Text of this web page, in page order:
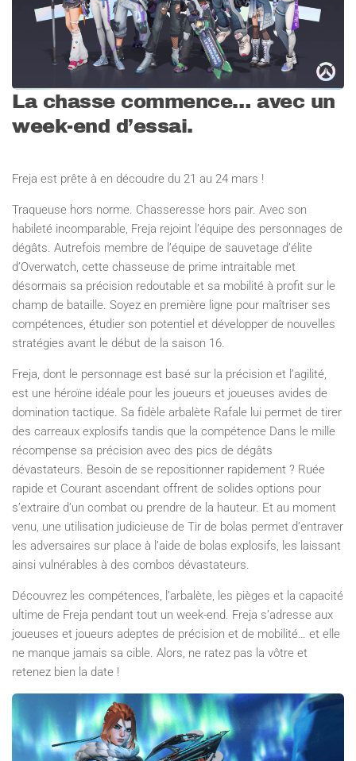
La chasse commence… avec un
week-end d’essai.
Freja est prête à en découdre du 21 au 24 mars !
Traqueuse hors norme. Chasseresse hors pair. Avec son
habileté incomparable, Freja rejoint l’équipe des personnages de
dégâts. Autrefois membre de l’équipe de sauvetage d’élite
d’Overwatch, cette chasseuse de prime intraitable met
désormais sa précision redoutable et sa mobilité à profit sur le
champ de bataille. Soyez en première ligne pour maîtriser ses
compétences, étudier son potentiel et développer de nouvelles
stratégies avant le début de la saison 16.
Freja, dont le personnage est basé sur la précision et l’agilité,
est une héroïne idéale pour les joueurs et joueuses avides de
domination tactique. Sa fidèle arbalète Rafale lui permet de tirer
des carreaux explosifs tandis que la compétence Dans le mille
récompense sa précision avec des pics de dégâts
dévastateurs. Besoin de se repositionner rapidement ? Ruée
rapide et Courant ascendant offrent de solides options pour
s’extraire d’un combat ou prendre de la hauteur. Et au moment
venu, une utilisation judicieuse de Tir de bolas permet d’entraver
les adversaires sur place à l’aide de bolas explosifs, les laissant
ainsi vulnérables à des combos dévastateurs.
Découvrez les compétences, l’arbalète, les pièges et la capacité
ultime de Freja pendant tout un week-end. Freja s’adresse aux
joueuses et joueurs adeptes de précision et de mobilité… et elle
ne manque jamais sa cible. Alors, ne ratez pas la vôtre et
retenez bien la date !